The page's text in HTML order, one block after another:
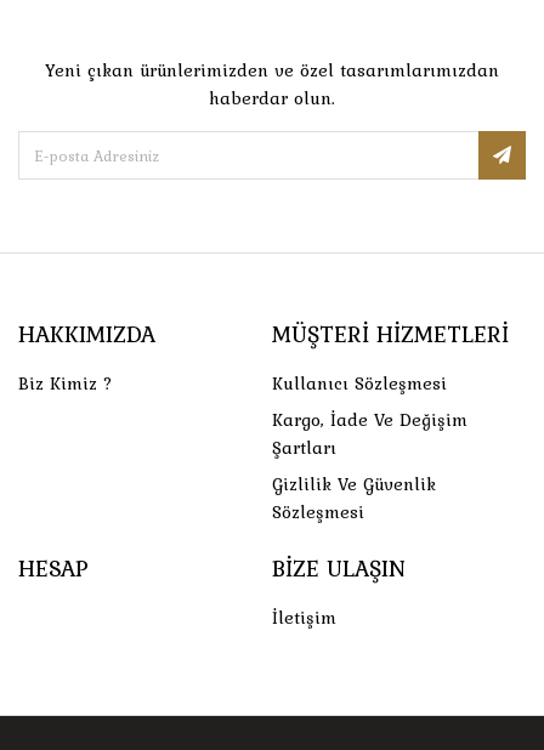
Yeni çıkan ürünlerimizden ve özel tasarımlarımızdan
haberdar olun.
HAKKIMIZDA
Biz Kimiz ?
MÜŞTERI HIZMETLERI
Kullanıcı Sözleşmesi
Kargo, İade Ve Değişim
Şartları
Gizlilik Ve Güvenlik
Sözleşmesi
HESAP BIZE ULAŞIN
İletişim